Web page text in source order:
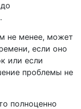
не менее, может
если оно
или если
проблемы не
полноценно